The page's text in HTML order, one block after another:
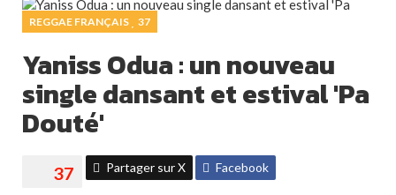
REGGAE FRANÇAIS 37
Yaniss Odua : un nouveau
single dansant et estival 'Pa
Douté'
Partager sur X Facebook